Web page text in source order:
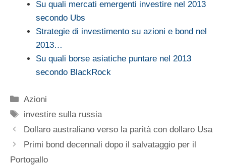
Su quali mercati emergenti investire nel 2013
secondo Ubs
Strategie di investimento su azioni e bond nel
2013…
Su quali borse asiatiche puntare nel 2013
secondo BlackRock
Categorie
Azioni
Tag
investire sulla russia
Dollaro australiano verso la parità con dollaro Usa
Primi bond decennali dopo il salvataggio per il
Portogallo